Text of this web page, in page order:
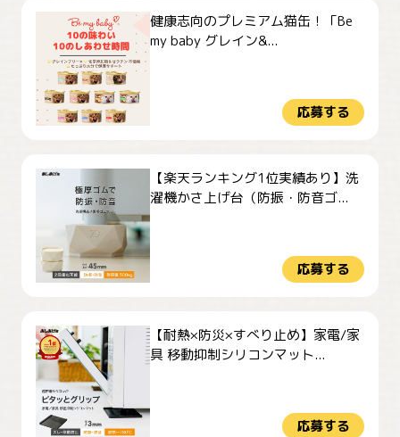
健康志向のプレミアム猫缶！「Be
my baby グレイン&...
応募する
【楽天ランキング1位実績あり】洗
濯機かさ上げ台（防振・防音ゴ...
応募する
【耐熱×防災×すべり止め】家電/家
具 移動抑制シリコンマット...
応募する